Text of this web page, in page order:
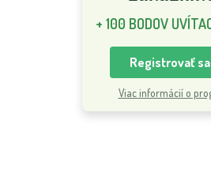
+ 100 BODOV
Registrovať
Viac informácií o